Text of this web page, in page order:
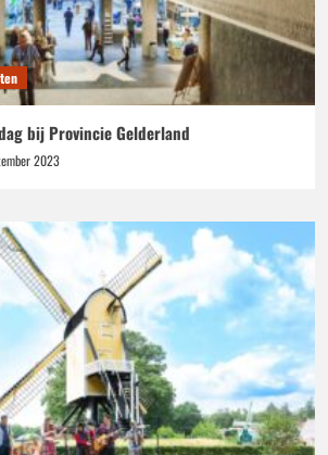
bij Provincie Gelderland
2023